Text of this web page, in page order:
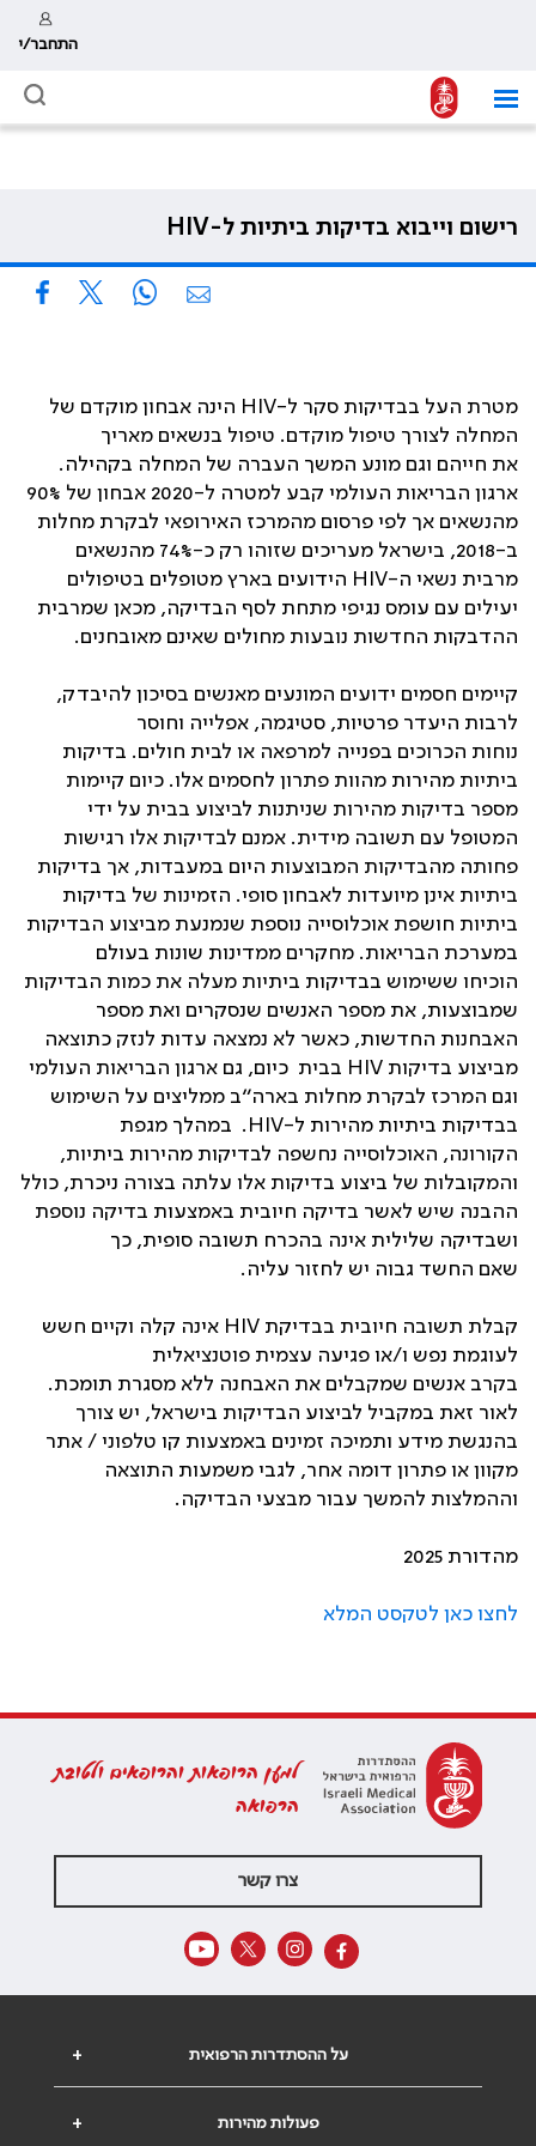
התחבר/י
רישום וייבוא בדיקות ביתיות ל-HIV
‫מטרת העל בבדיקות סקר ל-HIV הינה אבחון מוקדם של
המחלה לצורך טיפול מוקדם. טיפול בנשאים מאריך
את חייהם וגם מונע המשך העברה של המחלה בקהילה.
ארגון הבריאות העולמי קבע למטרה ל-2020 אבחון של 90%
מהנשאים אך לפי פרסום מהמרכז האירופאי לבקרת מחלות
ב-2018, בישראל מעריכים שזוהו רק כ-74% מהנשאים
מרבית נשאי ה-HIV הידועים בארץ מטופלים בטיפולים
יעילים עם עומס נגיפי מתחת לסף הבדיקה, מכאן שמרבית
ההדבקות החדשות נובעות מחולים שאינם מאובחנים.
‫קיימים חסמים ידועים המונעים מאנשים בסיכון להיבדק,
לרבות היעדר פרטיות, סטיגמה, אפלייה וחוסר
נוחות הכרוכים בפנייה למרפאה או לבית חולים. בדיקות
ביתיות מהירות מהוות פתרון לחסמים אלו. כיום קיימות
מספר בדיקות מהירות שניתנות לביצוע בבית על ידי
המטופל עם תשובה מידית. אמנם לבדיקות אלו רגישות
פחותה מהבדיקות המבוצעות היום במעבדות, אך בדיקות
ביתיות אינן מיועדות לאבחון סופי. הזמינות של בדיקות
ביתיות חושפת אוכלוסייה נוספת שנמנעת מביצוע הבדיקות
במערכת הבריאות. מחקרים ממדינות שונות בעולם
הוכיחו ששימוש בבדיקות ביתיות מעלה את כמות הבדיקות
שמבוצעות, את מספר האנשים שנסקרים ואת מספר
האבחנות החדשות, כאשר לא נמצאה עדות לנזק כתוצאה
מביצוע בדיקות HIV בבית כיום, גם ארגון הבריאות העולמי
וגם המרכז לבקרת מחלות בארה”ב ממליצים על השימוש
בבדיקות ביתיות מהירות ל-HIV‏. במהלך מגפת
הקורונה, האוכלוסייה נחשפה לבדיקות מהירות ביתיות,
והמקובלות של ביצוע בדיקות אלו עלתה בצורה ניכרת, כולל
ההבנה שיש לאשר בדיקה חיובית באמצעות בדיקה נוספת
ושבדיקה שלילית אינה בהכרח תשובה סופית, כך
שאם החשד גבוה יש לחזור עליה.
‫קבלת תשובה חיובית בבדיקת HIV אינה קלה וקיים חשש
לעוגמת נפש ו/או פגיעה עצמית פוטנציאלית
בקרב אנשים שמקבלים את האבחנה ללא מסגרת תומכת.
לאור זאת במקביל לביצוע הבדיקות בישראל, יש צורך
בהנגשת מידע ותמיכה זמינים באמצעות קו טלפוני / אתר
מקוון או פתרון דומה אחר, לגבי משמעות התוצאה
וההמלצות להמשך עבור מבצעי הבדיקה.
מהדורת 2025
לחצו כאן לטקסט המלא
למען הרופאות והרופאים ולטובת
הרפואה
צרו קשר
+ על ההסתדרות הרפואית
+ פעולות מהירות